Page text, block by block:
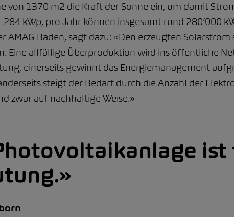
von 1370 m2 die Kraft der Sonne ein, um damit
kWp, pro Jahr können insgesamt rund 280’000
AMAG Baden, sagt dazu: «Den erzeugten
Eine allfällige Überproduktion wird ins öffentliche
einerseits gewinnt das Energiemanagement
steigt der Bedarf durch die Anzahl der
zwar auf nachhaltige Weise.»
ist